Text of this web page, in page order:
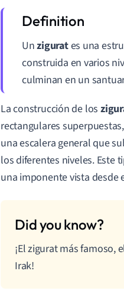
Unzigurates una
construida en varios
culminan en un
La construcción de los
rectangulares
una escalera general que
los diferentes niveles. Este
una imponente vista desde
¡El zigurat más famoso,
Irak!